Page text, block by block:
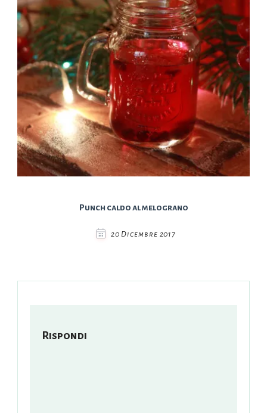
Punch caldo al melograno
20 Dicembre 2017
Rispondi